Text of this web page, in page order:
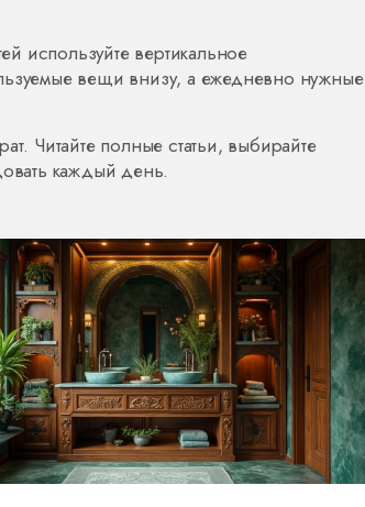
используйте вертикальное
вещи внизу, а ежедневно нужные
Читайте полные статьи, выбирайте
каждый день.